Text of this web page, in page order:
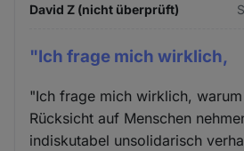
David Z (nicht überprüft)
"Ich frage mich wirklich,
"Ich frage mich wirklich,
Rücksicht auf Menschen
indiskutabel unsolidarisch